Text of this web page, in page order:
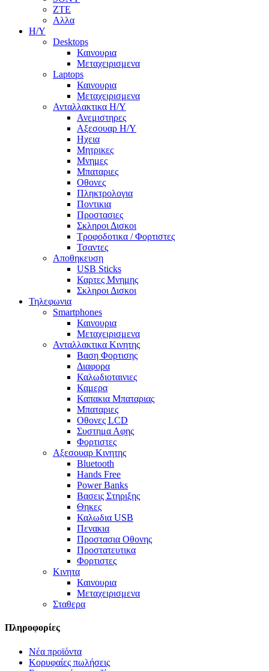
ZTE
Αλλα
Η/Υ
Desktops
Καινουρια
Μεταχειρισμενα
Laptops
Καινουρια
Μεταχειρισμενα
Ανταλλακτικα H/Y
Ανεμιστηρες
Αξεσουαρ Η/Υ
Ηχεια
Μητρικες
Μνημες
Μπαταριες
Οθονες
Πληκτρολογια
Ποντικια
Προστασιες
Σκληροι Δισκοι
Τροφοδοτικα / Φορτιστες
Τσαντες
Αποθηκευση
USB Sticks
Καρτες Μνημης
Σκληροι Δισκοι
Τηλεφωνια
Smartphones
Καινουρια
Μεταχειρισμενα
Ανταλλακτικα Κινητης
Βαση Φορτισης
Διαφορα
Καλωδιοταινιες
Καμερα
Καπακια Μπαταριας
Μπαταριες
Οθονες LCD
Συστημα Αφης
Φορτιστες
Αξεσουαρ Κινητης
Bluetooth
Hands Free
Power Banks
Βασεις Στηριξης
Θηκες
Καλωδια USB
Πενακια
Προστασια Οθονης
Προστατευτικα
Φορτιστες
Κινητα
Καινουρια
Μεταχειρισμενα
Σταθερα
Πληροφορίες
Νέα προϊόντα
Κορυφαίες πωλήσεις